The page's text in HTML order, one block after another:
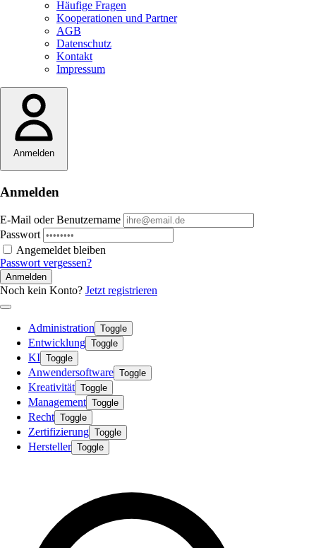
Häufige Fragen
Kooperationen und Partner
AGB
Datenschutz
Kontakt
Impressum
Anmelden
Anmelden
E-Mail oder Benutzername
Passwort
Angemeldet bleiben
Passwort vergessen?
Anmelden
Noch kein Konto? Jetzt registrieren
Administration Toggle
Entwicklung Toggle
KI Toggle
Anwendersoftware Toggle
Kreativität Toggle
Management Toggle
Recht Toggle
Zertifizierung Toggle
Hersteller Toggle